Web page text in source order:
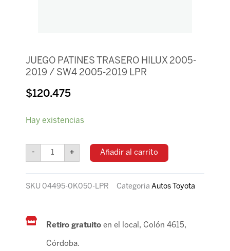
JUEGO PATINES TRASERO HILUX 2005-
2019 / SW4 2005-2019 LPR
$120.475
Hay existencias
-
PATINES
HILUX
2005-
SW4
LPR
+ Añadir al carrito
SKU 04495-0K050-LPR Categoria Autos Toyota
Retiro gratuito en el local, Colón 4615,
Córdoba.